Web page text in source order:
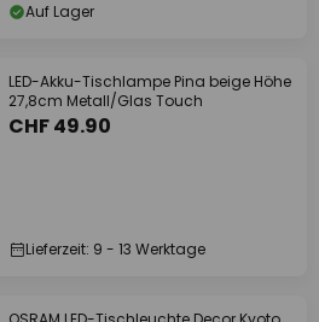
Auf Lager
LED-Akku-Tischlampe Pina beige Höhe
27,8cm Metall/Glas Touch
CHF 49.90
Lieferzeit: 9 - 13 Werktage